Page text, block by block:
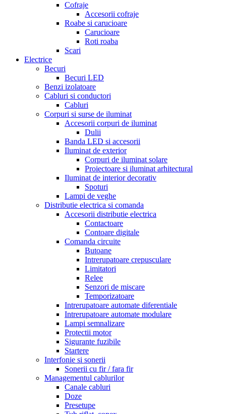
Cofraje
Accesorii cofraje
Roabe si carucioare
Carucioare
Roti roaba
Scari
Electrice
Becuri
Becuri LED
Benzi izolatoare
Cabluri si conductori
Cabluri
Corpuri si surse de iluminat
Accesorii corpuri de iluminat
Dulii
Banda LED si accesorii
Iluminat de exterior
Corpuri de iluminat solare
Proiectoare si iluminat arhitectural
Iluminat de interior decorativ
Spoturi
Lampi de veghe
Distributie electrica si comanda
Accesorii distributie electrica
Contactoare
Contoare digitale
Comanda circuite
Butoane
Intrerupatoare crepusculare
Limitatori
Relee
Senzori de miscare
Temporizatoare
Intrerupatoare automate diferentiale
Intrerupatoare automate modulare
Lampi semnalizare
Protectii motor
Sigurante fuzibile
Startere
Interfonie si sonerii
Sonerii cu fir / fara fir
Managementul cablurilor
Canale cabluri
Doze
Presetupe